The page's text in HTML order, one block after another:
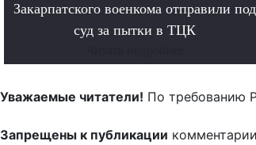
Закарпатского военкома отправили под
суд за пытки в ТЦК
Уважаемые читатели! По требованию
Запрещены к публикации